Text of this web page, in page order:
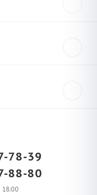
78-39
88-80
18:00